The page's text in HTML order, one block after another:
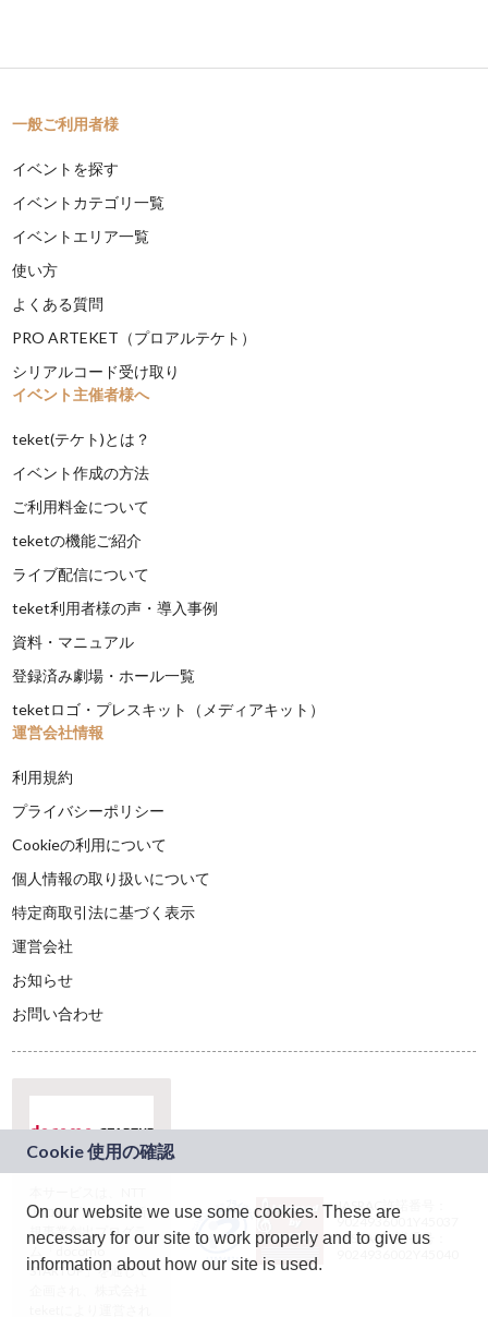
一般ご利用者様
イベントを探す
イベントカテゴリ一覧
イベントエリア一覧
使い方
よくある質問
PRO ARTEKET（プロアルテケト）
シリアルコード受け取り
イベント主催者様へ
teket(テケト)とは？
イベント作成の方法
ご利用料金について
teketの機能ご紹介
ライブ配信について
teket利用者様の声・導入事例
資料・マニュアル
登録済み劇場・ホール一覧
teketロゴ・プレスキット（メディアキット）
運営会社情報
利用規約
プライバシーポリシー
Cookieの利用について
個人情報の取り扱いについて
特定商取引法に基づく表示
運営会社
お知らせ
お問い合わせ
ドコモグループの新
規事業創出プログラ
ム「docomo
STARTUP」を通じて
JASRAC許諾番号：
9024936001Y45037
JASRAC許諾番号：
On our website we use some cookies. These are
necessary for our site to work properly and to give us
information about how our site is used.